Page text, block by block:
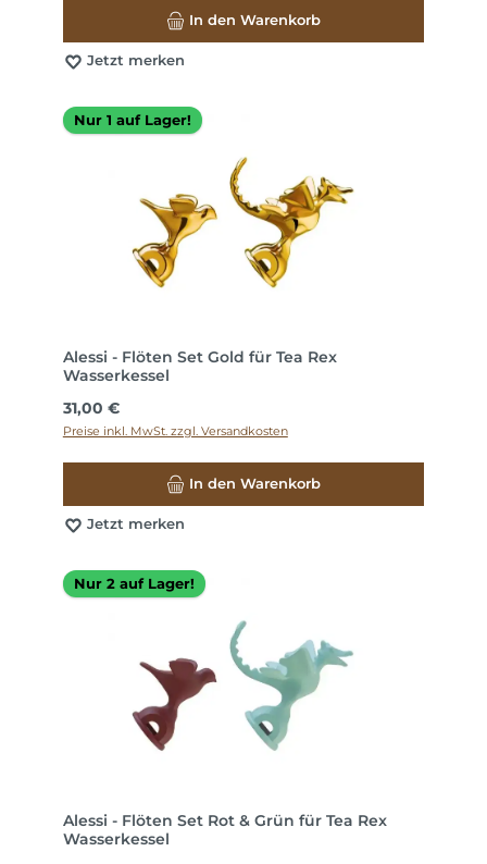
In den Warenkorb
Jetzt merken
Nur 1 auf Lager!
Alessi - Flöten Set Gold für Tea Rex
Wasserkessel
Regulärer Preis:
31,00 €
Preise inkl. MwSt. zzgl. Versandkosten
In den Warenkorb
Jetzt merken
Nur 2 auf Lager!
Alessi - Flöten Set Rot & Grün für Tea Rex
Wasserkessel